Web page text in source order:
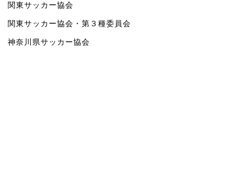
関東サッカー協会
関東サッカー協会・第３種委員会
神奈川県サッカー協会